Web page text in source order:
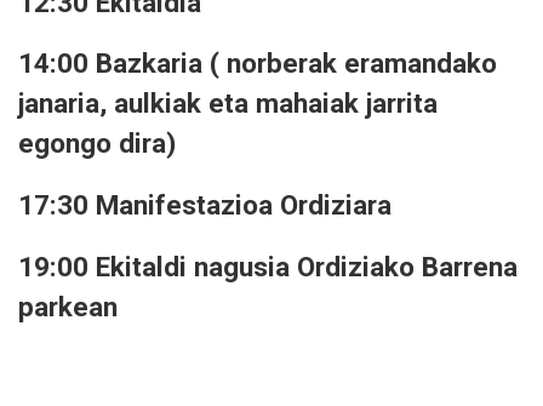
14:00 Bazkaria ( norberak eramandako
janaria, aulkiak eta mahaiak jarrita
egongo dira)
17:30 Manifestazioa Ordiziara
19:00 Ekitaldi nagusia Ordiziako Barrena
parkean